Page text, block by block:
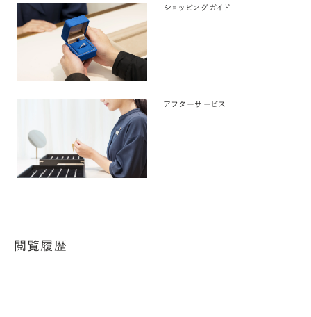
ショッピングガイド
アフターサービス
閲覧履歴